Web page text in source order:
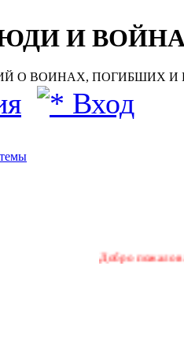
И ВОЙНА"
О ВОИНАХ, ПОГИБШИХ И
Вход
Добро пожаловать на